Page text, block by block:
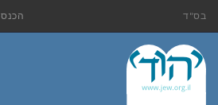
בס"ד הכנס